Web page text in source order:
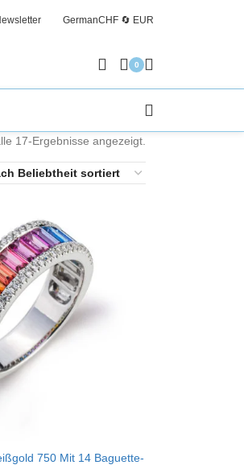
GermanCHF 🔄 EUR
0
17-Ergebnisse angezeigt.
750 Mit 14 Baguette-